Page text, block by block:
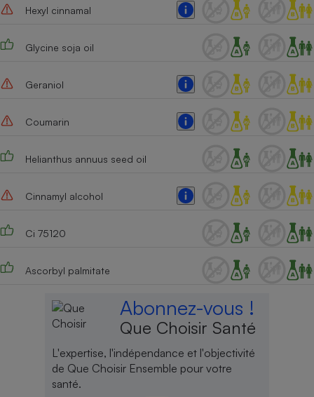
Hexyl cinnamal
Glycine soja oil
Geraniol
Coumarin
Helianthus annuus seed oil
Cinnamyl alcohol
Ci 75120
Ascorbyl palmitate
Abonnez-vous !
Que Choisir Santé
L'expertise, l'indépendance et l'objectivité
de Que Choisir Ensemble pour votre
santé.